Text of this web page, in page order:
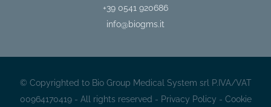
+39 0541 920686
info@biogms.it
© Copyrighted to Bio Group Medical System srl P.IVA/VAT
00964170419 - All rights reserved - Privacy Policy - Cookie